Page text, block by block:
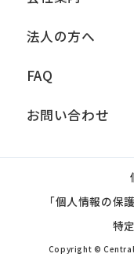
法人の方へ
FAQ
お問い合わせ
「個人情報の保
特
Copyright ©